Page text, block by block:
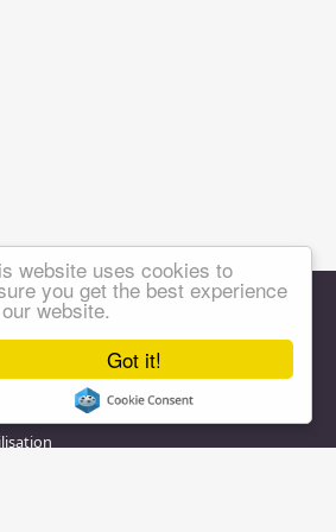
Got it!
website uses cookies to
you get the best experience
website.
vous !